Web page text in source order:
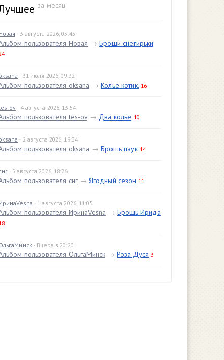
за месяц
· 3 августа 2026, 05:45
пользователя Новая → Броши снегирьки
· 31 июля 2026, 09:32
пользователя oksana → Колье котик. 16
ov · 4 августа 2026, 13:54
пользователя tes-ov→ Два колье 10
· 2 августа 2026, 19:34
пользователя oksana → Брошь паук 14
· 5 августа 2026, 18:26
пользователя снг → Ягодный сезон 11
· 1 августа 2026, 11:05
пользователя ИринаVesna → Брошь Ирида
· Вчера в 20:20
пользователя ОльгаМинск → Роза Дуся 3